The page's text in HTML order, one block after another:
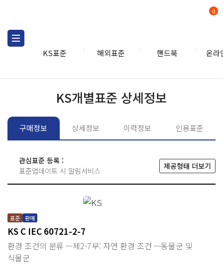
KS표준 해외표준 핸드북 온라
0
KS개별표준 상세정보
구매정보 상세정보 이력정보 인용표준
관심표준 등록 :
표준업데이트 시 알림서비스
제공형태 더보기
표준 판매
KS C IEC 60721-2-7
환경 조건의 분류 —제2-7부: 자연 환경 조건 —동물군 및
식물군